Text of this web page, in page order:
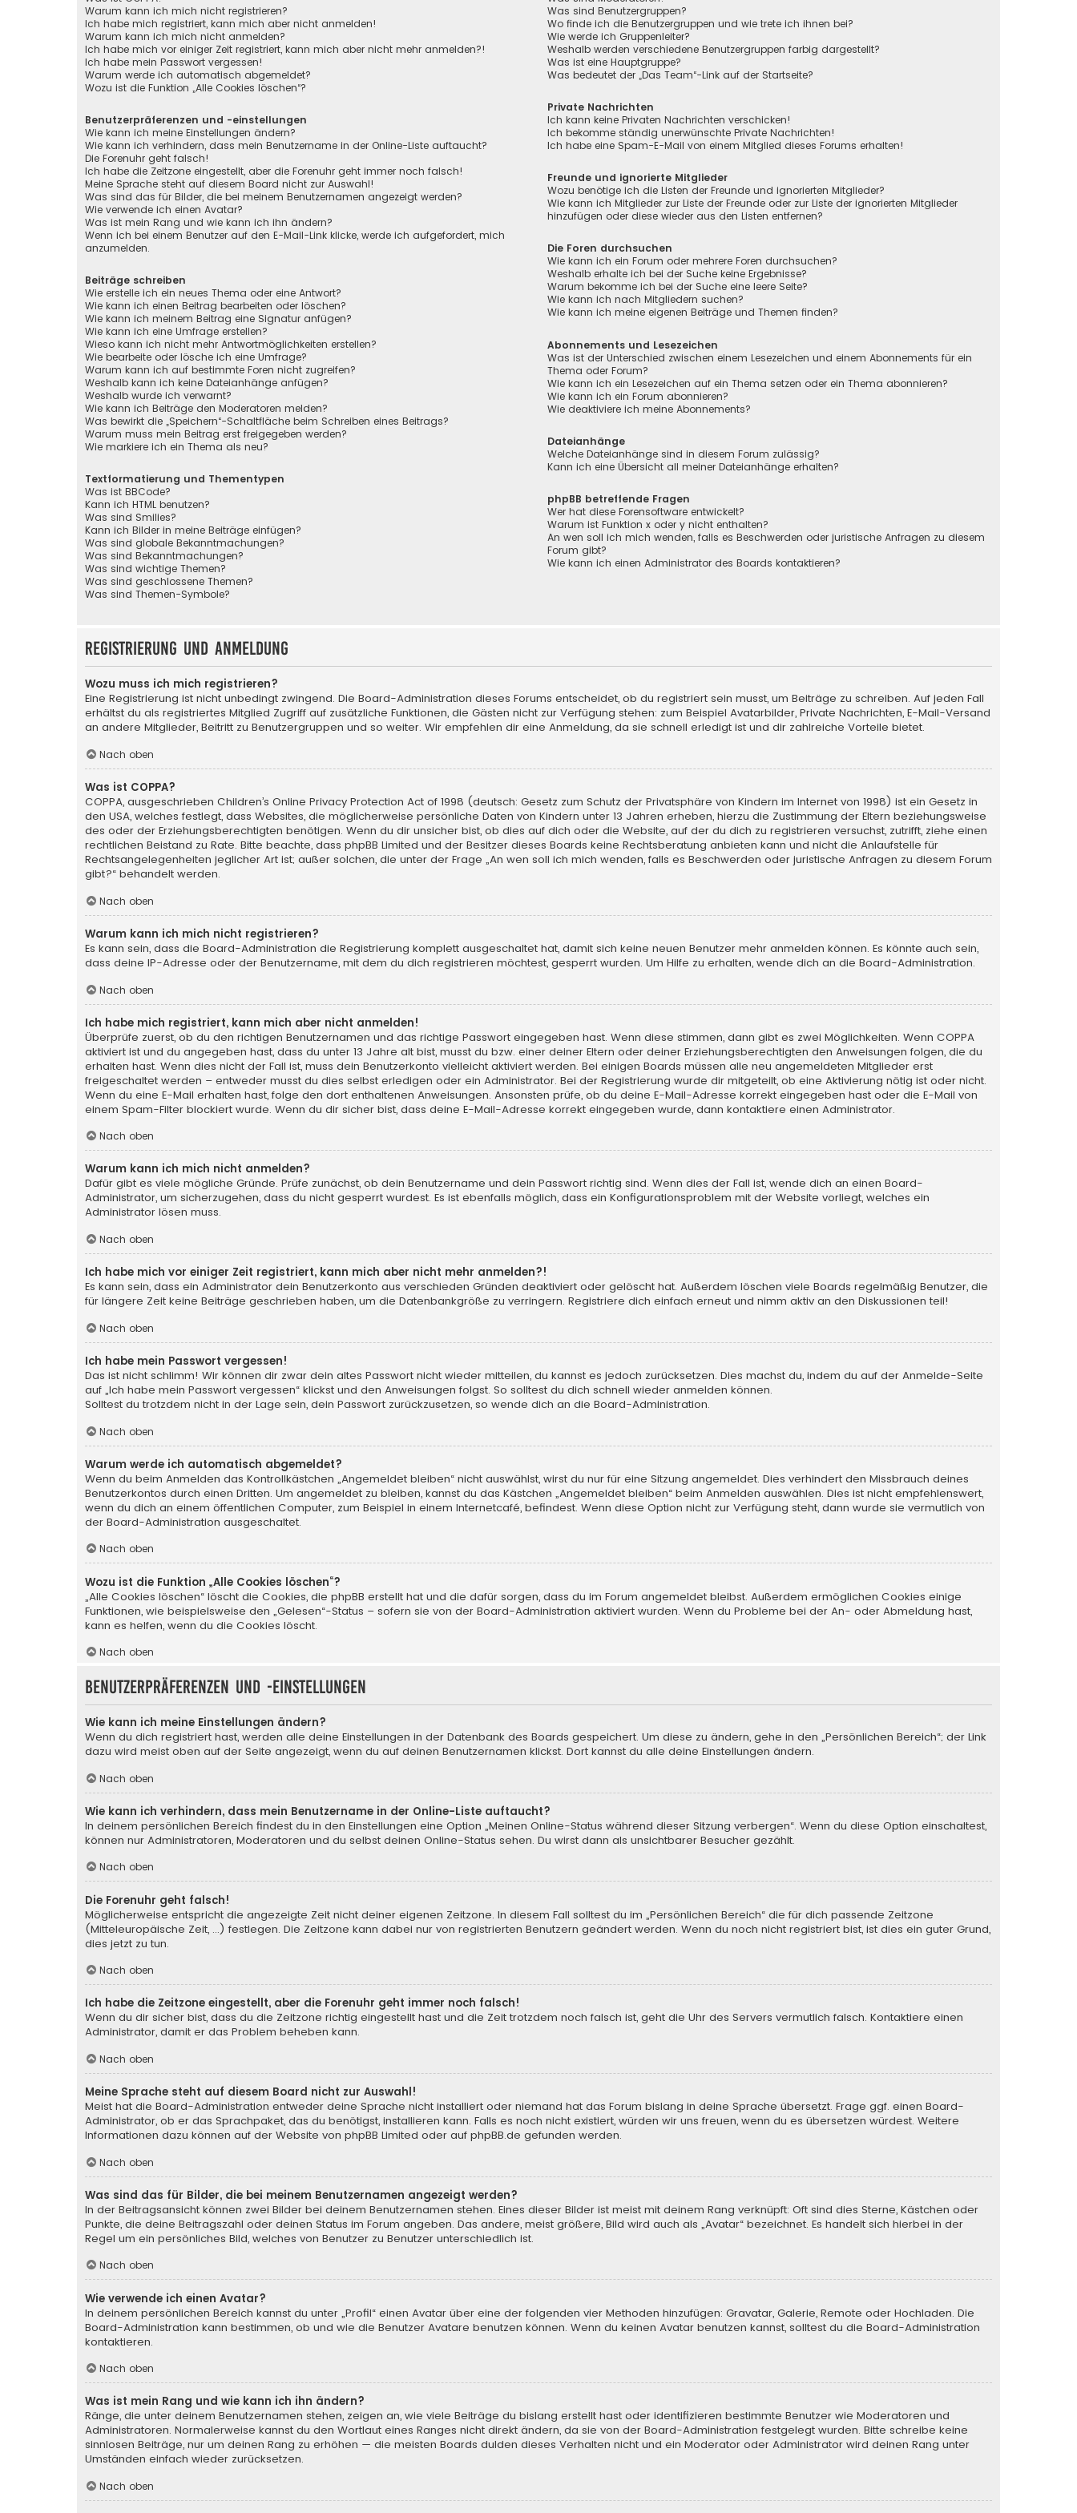
Warum kann ich mich nicht registrieren?
Ich habe mich registriert, kann mich aber nicht anmelden!
Warum kann ich mich nicht anmelden?
Ich habe mich vor einiger Zeit registriert, kann mich aber nicht mehr anmelden?!
Ich habe mein Passwort vergessen!
Warum werde ich automatisch abgemeldet?
Wozu ist die Funktion „Alle Cookies löschen“?
Benutzerpräferenzen und -einstellungen
Wie kann ich meine Einstellungen ändern?
Wie kann ich verhindern, dass mein Benutzername in der Online-Liste auftaucht?
Die Forenuhr geht falsch!
Ich habe die Zeitzone eingestellt, aber die Forenuhr geht immer noch falsch!
Meine Sprache steht auf diesem Board nicht zur Auswahl!
Was sind das für Bilder, die bei meinem Benutzernamen angezeigt werden?
Wie verwende ich einen Avatar?
Was ist mein Rang und wie kann ich ihn ändern?
Wenn ich bei einem Benutzer auf den E-Mail-Link klicke, werde ich aufgefordert, mich
anzumelden.
Beiträge schreiben
Wie erstelle ich ein neues Thema oder eine Antwort?
Wie kann ich einen Beitrag bearbeiten oder löschen?
Wie kann ich meinem Beitrag eine Signatur anfügen?
Wie kann ich eine Umfrage erstellen?
Wieso kann ich nicht mehr Antwortmöglichkeiten erstellen?
Wie bearbeite oder lösche ich eine Umfrage?
Warum kann ich auf bestimmte Foren nicht zugreifen?
Weshalb kann ich keine Dateianhänge anfügen?
Weshalb wurde ich verwarnt?
Wie kann ich Beiträge den Moderatoren melden?
Was bewirkt die „Speichern“-Schaltfläche beim Schreiben eines Beitrags?
Warum muss mein Beitrag erst freigegeben werden?
Wie markiere ich ein Thema als neu?
Textformatierung und Thementypen
Was ist BBCode?
Kann ich HTML benutzen?
Was sind Smilies?
Kann ich Bilder in meine Beiträge einfügen?
Was sind globale Bekanntmachungen?
Was sind Bekanntmachungen?
Was sind wichtige Themen?
Was sind geschlossene Themen?
Was sind Themen-Symbole?
Was sind Benutzergruppen?
Wo finde ich die Benutzergruppen und wie trete ich ihnen bei?
Wie werde ich Gruppenleiter?
Weshalb werden verschiedene Benutzergruppen farbig dargestellt?
Was ist eine Hauptgruppe?
Was bedeutet der „Das Team“-Link auf der Startseite?
Private Nachrichten
Ich kann keine Privaten Nachrichten verschicken!
Ich bekomme ständig unerwünschte Private Nachrichten!
Ich habe eine Spam-E-Mail von einem Mitglied dieses Forums erhalten!
Freunde und ignorierte Mitglieder
Wozu benötige ich die Listen der Freunde und ignorierten Mitglieder?
Wie kann ich Mitglieder zur Liste der Freunde oder zur Liste der ignorierten Mitglieder
hinzufügen oder diese wieder aus den Listen entfernen?
Die Foren durchsuchen
Wie kann ich ein Forum oder mehrere Foren durchsuchen?
Weshalb erhalte ich bei der Suche keine Ergebnisse?
Warum bekomme ich bei der Suche eine leere Seite?
Wie kann ich nach Mitgliedern suchen?
Wie kann ich meine eigenen Beiträge und Themen finden?
Abonnements und Lesezeichen
Was ist der Unterschied zwischen einem Lesezeichen und einem Abonnements für ein
Thema oder Forum?
Wie kann ich ein Lesezeichen auf ein Thema setzen oder ein Thema abonnieren?
Wie kann ich ein Forum abonnieren?
Wie deaktiviere ich meine Abonnements?
Dateianhänge
Welche Dateianhänge sind in diesem Forum zulässig?
Kann ich eine Übersicht all meiner Dateianhänge erhalten?
phpBB betreffende Fragen
Wer hat diese Forensoftware entwickelt?
Warum ist Funktion x oder y nicht enthalten?
An wen soll ich mich wenden, falls es Beschwerden oder juristische Anfragen zu diesem
Forum gibt?
Wie kann ich einen Administrator des Boards kontaktieren?
Registrierung und Anmeldung
Wozu muss ich mich registrieren?
Eine Registrierung ist nicht unbedingt zwingend. Die Board-Administration dieses Forums entscheidet, ob du registriert sein musst, um Beiträge zu schreiben. Auf jeden Fall
erhältst du als registriertes Mitglied Zugriff auf zusätzliche Funktionen, die Gästen nicht zur Verfügung stehen: zum Beispiel Avatarbilder, Private Nachrichten, E-Mail-Versand
an andere Mitglieder, Beitritt zu Benutzergruppen und so weiter. Wir empfehlen dir eine Anmeldung, da sie schnell erledigt ist und dir zahlreiche Vorteile bietet.
Nach oben
Was ist COPPA?
COPPA, ausgeschrieben Children’s Online Privacy Protection Act of 1998 (deutsch: Gesetz zum Schutz der Privatsphäre von Kindern im Internet von 1998) ist ein Gesetz in
den USA, welches festlegt, dass Websites, die möglicherweise persönliche Daten von Kindern unter 13 Jahren erheben, hierzu die Zustimmung der Eltern beziehungsweise
des oder der Erziehungsberechtigten benötigen. Wenn du dir unsicher bist, ob dies auf dich oder die Website, auf der du dich zu registrieren versuchst, zutrifft, ziehe einen
rechtlichen Beistand zu Rate. Bitte beachte, dass phpBB Limited und der Besitzer dieses Boards keine Rechtsberatung anbieten kann und nicht die Anlaufstelle für
Rechtsangelegenheiten jeglicher Art ist; außer solchen, die unter der Frage „An wen soll ich mich wenden, falls es Beschwerden oder juristische Anfragen zu diesem Forum
gibt?“ behandelt werden.
Nach oben
Warum kann ich mich nicht registrieren?
Es kann sein, dass die Board-Administration die Registrierung komplett ausgeschaltet hat, damit sich keine neuen Benutzer mehr anmelden können. Es könnte auch sein,
dass deine IP-Adresse oder der Benutzername, mit dem du dich registrieren möchtest, gesperrt wurden. Um Hilfe zu erhalten, wende dich an die Board-Administration.
Nach oben
Ich habe mich registriert, kann mich aber nicht anmelden!
Überprüfe zuerst, ob du den richtigen Benutzernamen und das richtige Passwort eingegeben hast. Wenn diese stimmen, dann gibt es zwei Möglichkeiten. Wenn COPPA
aktiviert ist und du angegeben hast, dass du unter 13 Jahre alt bist, musst du bzw. einer deiner Eltern oder deiner Erziehungsberechtigten den Anweisungen folgen, die du
erhalten hast. Wenn dies nicht der Fall ist, muss dein Benutzerkonto vielleicht aktiviert werden. Bei einigen Boards müssen alle neu angemeldeten Mitglieder erst
freigeschaltet werden – entweder musst du dies selbst erledigen oder ein Administrator. Bei der Registrierung wurde dir mitgeteilt, ob eine Aktivierung nötig ist oder nicht.
Wenn du eine E-Mail erhalten hast, folge den dort enthaltenen Anweisungen. Ansonsten prüfe, ob du deine E-Mail-Adresse korrekt eingegeben hast oder die E-Mail von
einem Spam-Filter blockiert wurde. Wenn du dir sicher bist, dass deine E-Mail-Adresse korrekt eingegeben wurde, dann kontaktiere einen Administrator.
Nach oben
Warum kann ich mich nicht anmelden?
Dafür gibt es viele mögliche Gründe. Prüfe zunächst, ob dein Benutzername und dein Passwort richtig sind. Wenn dies der Fall ist, wende dich an einen Board-
Administrator, um sicherzugehen, dass du nicht gesperrt wurdest. Es ist ebenfalls möglich, dass ein Konfigurationsproblem mit der Website vorliegt, welches ein
Administrator lösen muss.
Nach oben
Ich habe mich vor einiger Zeit registriert, kann mich aber nicht mehr anmelden?!
Es kann sein, dass ein Administrator dein Benutzerkonto aus verschieden Gründen deaktiviert oder gelöscht hat. Außerdem löschen viele Boards regelmäßig Benutzer, die
für längere Zeit keine Beiträge geschrieben haben, um die Datenbankgröße zu verringern. Registriere dich einfach erneut und nimm aktiv an den Diskussionen teil!
Nach oben
Ich habe mein Passwort vergessen!
Das ist nicht schlimm! Wir können dir zwar dein altes Passwort nicht wieder mitteilen, du kannst es jedoch zurücksetzen. Dies machst du, indem du auf der Anmelde-Seite
auf „Ich habe mein Passwort vergessen“ klickst und den Anweisungen folgst. So solltest du dich schnell wieder anmelden können.
Solltest du trotzdem nicht in der Lage sein, dein Passwort zurückzusetzen, so wende dich an die Board-Administration.
Nach oben
Warum werde ich automatisch abgemeldet?
Wenn du beim Anmelden das Kontrollkästchen „Angemeldet bleiben“ nicht auswählst, wirst du nur für eine Sitzung angemeldet. Dies verhindert den Missbrauch deines
Benutzerkontos durch einen Dritten. Um angemeldet zu bleiben, kannst du das Kästchen „Angemeldet bleiben“ beim Anmelden auswählen. Dies ist nicht empfehlenswert,
wenn du dich an einem öffentlichen Computer, zum Beispiel in einem Internetcafé, befindest. Wenn diese Option nicht zur Verfügung steht, dann wurde sie vermutlich von
der Board-Administration ausgeschaltet.
Nach oben
Wozu ist die Funktion „Alle Cookies löschen“?
„Alle Cookies löschen“ löscht die Cookies, die phpBB erstellt hat und die dafür sorgen, dass du im Forum angemeldet bleibst. Außerdem ermöglichen Cookies einige
Funktionen, wie beispielsweise den „Gelesen“-Status – sofern sie von der Board-Administration aktiviert wurden. Wenn du Probleme bei der An- oder Abmeldung hast,
kann es helfen, wenn du die Cookies löscht.
Nach oben
Benutzerpräferenzen und -einstellungen
Wie kann ich meine Einstellungen ändern?
Wenn du dich registriert hast, werden alle deine Einstellungen in der Datenbank des Boards gespeichert. Um diese zu ändern, gehe in den „Persönlichen Bereich“; der Link
dazu wird meist oben auf der Seite angezeigt, wenn du auf deinen Benutzernamen klickst. Dort kannst du alle deine Einstellungen ändern.
Nach oben
Wie kann ich verhindern, dass mein Benutzername in der Online-Liste auftaucht?
In deinem persönlichen Bereich findest du in den Einstellungen eine Option „Meinen Online-Status während dieser Sitzung verbergen“. Wenn du diese Option einschaltest,
können nur Administratoren, Moderatoren und du selbst deinen Online-Status sehen. Du wirst dann als unsichtbarer Besucher gezählt.
Nach oben
Die Forenuhr geht falsch!
Möglicherweise entspricht die angezeigte Zeit nicht deiner eigenen Zeitzone. In diesem Fall solltest du im „Persönlichen Bereich“ die für dich passende Zeitzone
(Mitteleuropäische Zeit, ...) festlegen. Die Zeitzone kann dabei nur von registrierten Benutzern geändert werden. Wenn du noch nicht registriert bist, ist dies ein guter Grund,
dies jetzt zu tun.
Nach oben
Ich habe die Zeitzone eingestellt, aber die Forenuhr geht immer noch falsch!
Wenn du dir sicher bist, dass du die Zeitzone richtig eingestellt hast und die Zeit trotzdem noch falsch ist, geht die Uhr des Servers vermutlich falsch. Kontaktiere einen
Administrator, damit er das Problem beheben kann.
Nach oben
Meine Sprache steht auf diesem Board nicht zur Auswahl!
Meist hat die Board-Administration entweder deine Sprache nicht installiert oder niemand hat das Forum bislang in deine Sprache übersetzt. Frage ggf. einen Board-
Administrator, ob er das Sprachpaket, das du benötigst, installieren kann. Falls es noch nicht existiert, würden wir uns freuen, wenn du es übersetzen würdest. Weitere
Informationen dazu können auf der Website von phpBB Limited oder auf phpBB.de gefunden werden.
Nach oben
Was sind das für Bilder, die bei meinem Benutzernamen angezeigt werden?
In der Beitragsansicht können zwei Bilder bei deinem Benutzernamen stehen. Eines dieser Bilder ist meist mit deinem Rang verknüpft: Oft sind dies Sterne, Kästchen oder
Punkte, die deine Beitragszahl oder deinen Status im Forum angeben. Das andere, meist größere, Bild wird auch als „Avatar“ bezeichnet. Es handelt sich hierbei in der
Regel um ein persönliches Bild, welches von Benutzer zu Benutzer unterschiedlich ist.
Nach oben
Wie verwende ich einen Avatar?
In deinem persönlichen Bereich kannst du unter „Profil“ einen Avatar über eine der folgenden vier Methoden hinzufügen: Gravatar, Galerie, Remote oder Hochladen. Die
Board-Administration kann bestimmen, ob und wie die Benutzer Avatare benutzen können. Wenn du keinen Avatar benutzen kannst, solltest du die Board-Administration
kontaktieren.
Nach oben
Was ist mein Rang und wie kann ich ihn ändern?
Ränge, die unter deinem Benutzernamen stehen, zeigen an, wie viele Beiträge du bislang erstellt hast oder identifizieren bestimmte Benutzer wie Moderatoren und
Administratoren. Normalerweise kannst du den Wortlaut eines Ranges nicht direkt ändern, da sie von der Board-Administration festgelegt wurden. Bitte schreibe keine
sinnlosen Beiträge, nur um deinen Rang zu erhöhen — die meisten Boards dulden dieses Verhalten nicht und ein Moderator oder Administrator wird deinen Rang unter
Umständen einfach wieder zurücksetzen.
Nach oben